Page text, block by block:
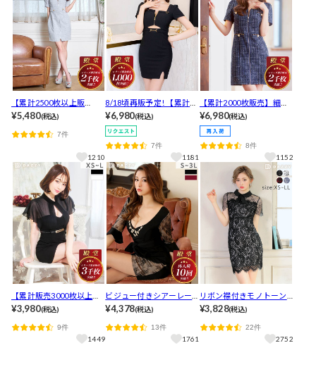
【累計2500枚以上販
売!!】フロントジップで魅
イードドレス
¥5,480(税込)
7件
1210
8/18頃再販予定! 【累計販
売1000枚以上】[明日花キ
ララ着用]ホワイト復活！
フロントジップバックル
ウエストカット半袖タイ
トミニ丈キャバドレス[XS
~L/4サイズ展開]【入荷通
知登録推奨】
¥6,980(税込)
7件
1181
【累計2000枚販売】細見
え間違いなし全ジップの
煌めくツイード半袖タイ
トミニドレス[S~LL/4サイ
ズ展開]
¥6,980(税込)
8件
1152
【累計販売3000枚以上】
「着やせするし高見えす
イヤードベルト付きフリ
ル袖タイトミニ丈キャバ
¥3,980(税込)
9件
1449
ビジュー付きシアーレー
ススリーブタイトミニ丈
ズ展開]
¥4,378(税込)
13件
1761
リボン襟付きモノトーン
レースタイトミニドレス
¥3,828(税込)
22件
2752